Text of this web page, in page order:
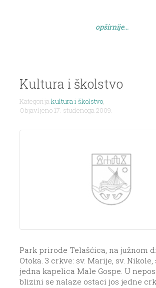
BRODOM VODONOSCEM IZ ZADRA
opširnije...
Kultura i školstvo
Kategorijakultura i školstvo,
Objavljeno 17. studenoga 2009.
Park prirode Telašćica, na južnom
Otoka. 3 crkve: sv. Marije, sv. Nikole,
jedna kapelica Male Gospe. U
blizini se nalaze ostaci jos jedne